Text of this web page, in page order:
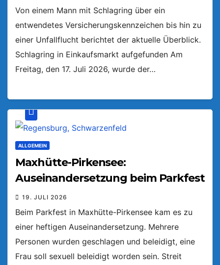
Von einem Mann mit Schlagring über ein
entwendetes Versicherungskennzeichen bis hin zu
einer Unfallflucht berichtet der aktuelle Überblick.
Schlagring in Einkaufsmarkt aufgefunden Am
Freitag, den 17. Juli 2026, wurde der…
ALLGEMEIN
Maxhütte-Pirkensee:
Auseinandersetzung beim Parkfest
19. JULI 2026
Beim Parkfest in Maxhütte-Pirkensee kam es zu
einer heftigen Auseinandersetzung. Mehrere
Personen wurden geschlagen und beleidigt, eine
Frau soll sexuell beleidigt worden sein. Streit